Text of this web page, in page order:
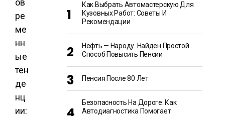
Как Выбрать Автомастерскую Для
Кузовных Работ: Советы И
Рекомендации
Нефть — Народу. Найден Простой
Способ Повысить Пенсии
Пенсия После 80 Лет
Безопасность На Дороге: Как
Автодиагностика Помогает